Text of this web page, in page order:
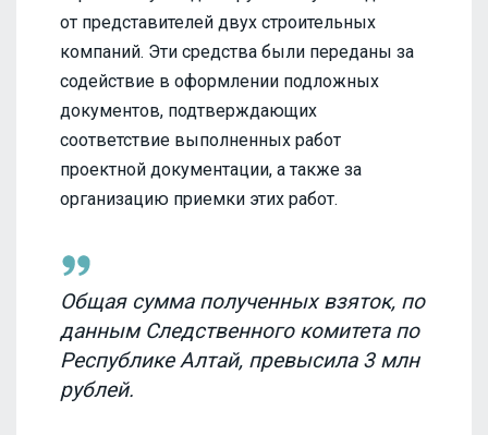
от представителей двух строительных
компаний. Эти средства были переданы за
содействие в оформлении подложных
документов, подтверждающих
соответствие выполненных работ
проектной документации, а также за
организацию приемки этих работ.
Общая сумма полученных взяток, по
данным Следственного комитета по
Республике Алтай, превысила 3 млн
рублей.